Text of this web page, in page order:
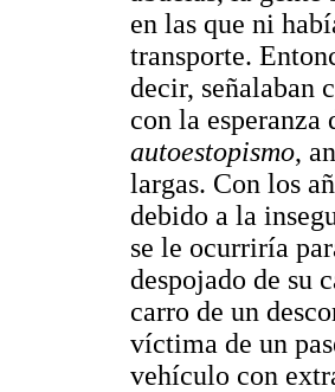
en las que ni
transporte.
decir, señalaban
con la esperanza
autoestopismo,
largas. Con los
debido a la
se le ocurriría
despojado de su
carro de un
víctima de un
vehículo con